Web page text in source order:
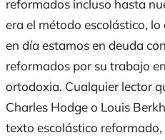
reformados incluso hasta
era el método escolástico,
en día estamos en deuda
reformados por su trabajo
ortodoxia. Cualquier lector
Charles Hodge o Louis
texto escolástico